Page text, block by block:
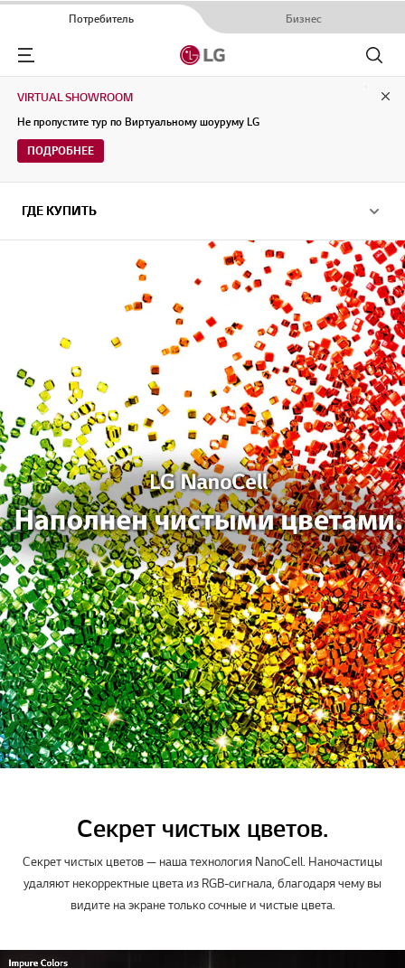
Потребитель Бизнес
Menu
Поиск
VIRTUAL SHOWROOM
Не пропустите тур по Виртуальному шоуруму LG
ПОДРОБНЕЕ
ГДЕ КУПИТЬ
ГДЕ КУПИТЬ
Секрет чистых цветов.
Секрет чистых цветов — наша технология NanoCell. Наночастицы
удаляют некорректные цвета из RGB-сигнала, благодаря чему вы
видите на экране только сочные и чистые цвета.